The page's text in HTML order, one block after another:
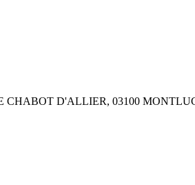
CHABOT D'ALLIER, 03100